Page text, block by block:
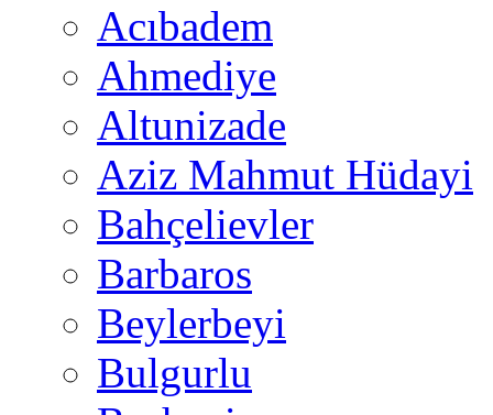
Acıbadem
Ahmediye
Altunizade
Aziz Mahmut Hüdayi
Bahçelievler
Barbaros
Beylerbeyi
Bulgurlu